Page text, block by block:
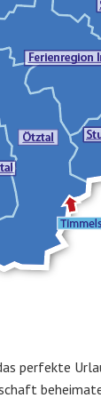
perfekte